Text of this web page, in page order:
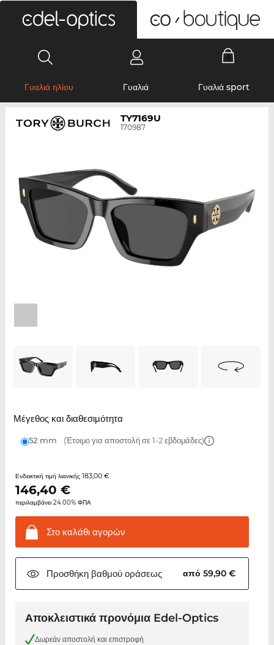
Γυαλιά ηλίου Γυαλιά Γυαλιά sport
TY7169U
170987
Μέγεθος και διαθεσιμότητα
52 mm (Έτοιμο για αποστολή σε 1-2 εβδομάδες)
Ενδεικτική τιμή λιανικής 183,00 €
146,40 €
περιλαμβάνει 24.00% ΦΠΑ
Στο καλάθιαγορών
Προσθήκη βαθμούοράσεως από 59,90 €
Αποκλειστικά προνόμια Edel-Optics
Δωρεάν αποστολή και επιστροφή